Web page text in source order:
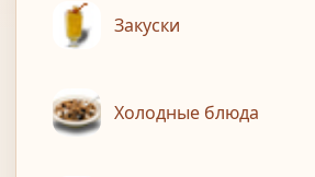
Закуски
Холодные блюда